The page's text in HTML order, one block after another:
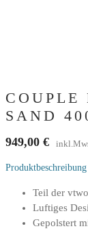
COUPLE
SAND
949,00 €
Produktbeschreibung
Teil der
Luftiges
Gepolstert